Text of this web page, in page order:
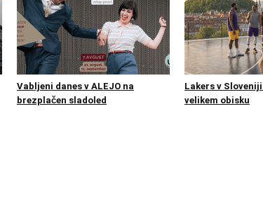
Vabljeni danes v ALEJO na
brezplačen sladoled
Lakers v
velikem obisku